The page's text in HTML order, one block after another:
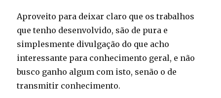
Aproveito para deixar claro que os trabalhos
que tenho desenvolvido, são de pura e
simplesmente divulgação do que acho
interessante para conhecimento geral, e não
busco ganho algum com isto, senão o de
transmitir conhecimento.